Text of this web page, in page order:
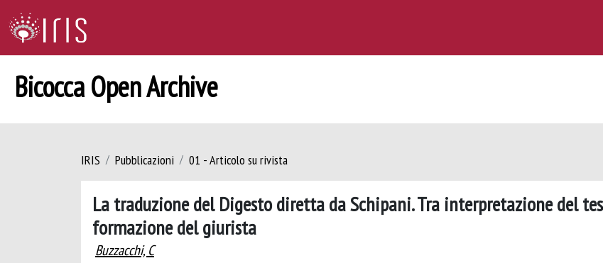
Bicocca Open Archive
IRIS Pubblicazioni 01 - Articolo su rivista
La traduzione del Digesto diretta da Schipani. Tra interpretazione del
formazione del giurista
Buzzacchi, C